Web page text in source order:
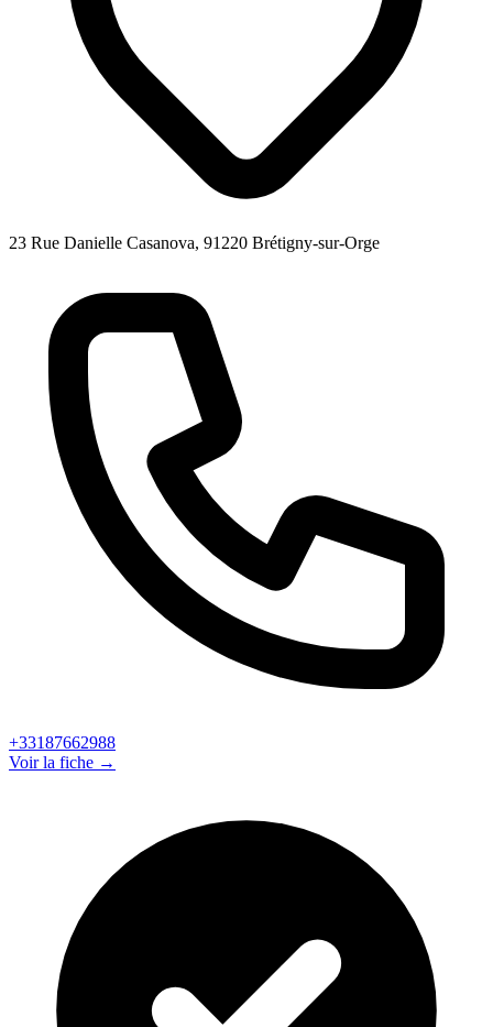
23 Rue Danielle Casanova, 91220 Brétigny-sur-Orge
+33187662988
Voir la fiche →